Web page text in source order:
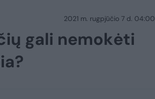
2021 m. rugpjūčio 7 d. 04:00
gali nemokėti